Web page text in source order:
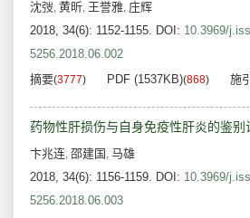
沈弢, 黄昕, 王誉雅, 庄辉
2018, 34(6): 1152-1155. DOI: 10.3969/
5256.2018.06.002
摘要(3777) PDF (1537KB)(868) 施
药物性肝损伤与自身免疫性肝炎的鉴别
卞兆连, 邵建国 , 马雄
2018, 34(6): 1156-1159. DOI: 10.3969/
5256.2018.06.003